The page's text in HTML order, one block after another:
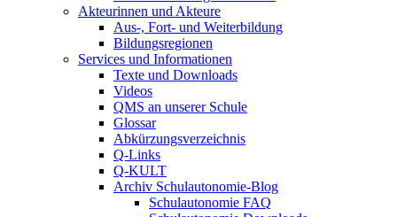
Akteurinnen und Akteure
Aus-, Fort- und Weiterbildung
Bildungsregionen
Services und Informationen
Texte und Downloads
Videos
QMS an unserer Schule
Glossar
Abkürzungsverzeichnis
Q-Links
Q-KULT
Archiv Schulautonomie-Blog
Schulautonomie FAQ